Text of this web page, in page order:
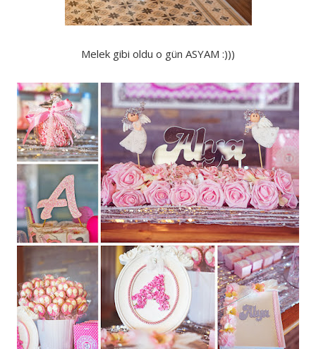
Melek gibi oldu o gün ASYAM :)))